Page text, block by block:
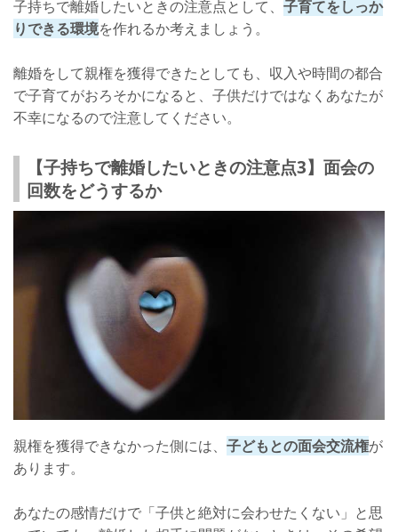
子持ちで離婚したいときの注意点として、 子育てをしっか
りできる環境を作れるか考えましょう。
離婚をして親権を獲得できたとしても、収入や時間の都合
で子育てがおろそかになると、子供だけではなくあなたが
不幸になるので注意してください。
【子持ちで離婚したいときの注意点3】面会の
回数をどうするか
親権を獲得できなかった側には、 子どもとの面会交流権が
あります。
あなたの感情だけで「子供と絶対に会わせたくない」と思